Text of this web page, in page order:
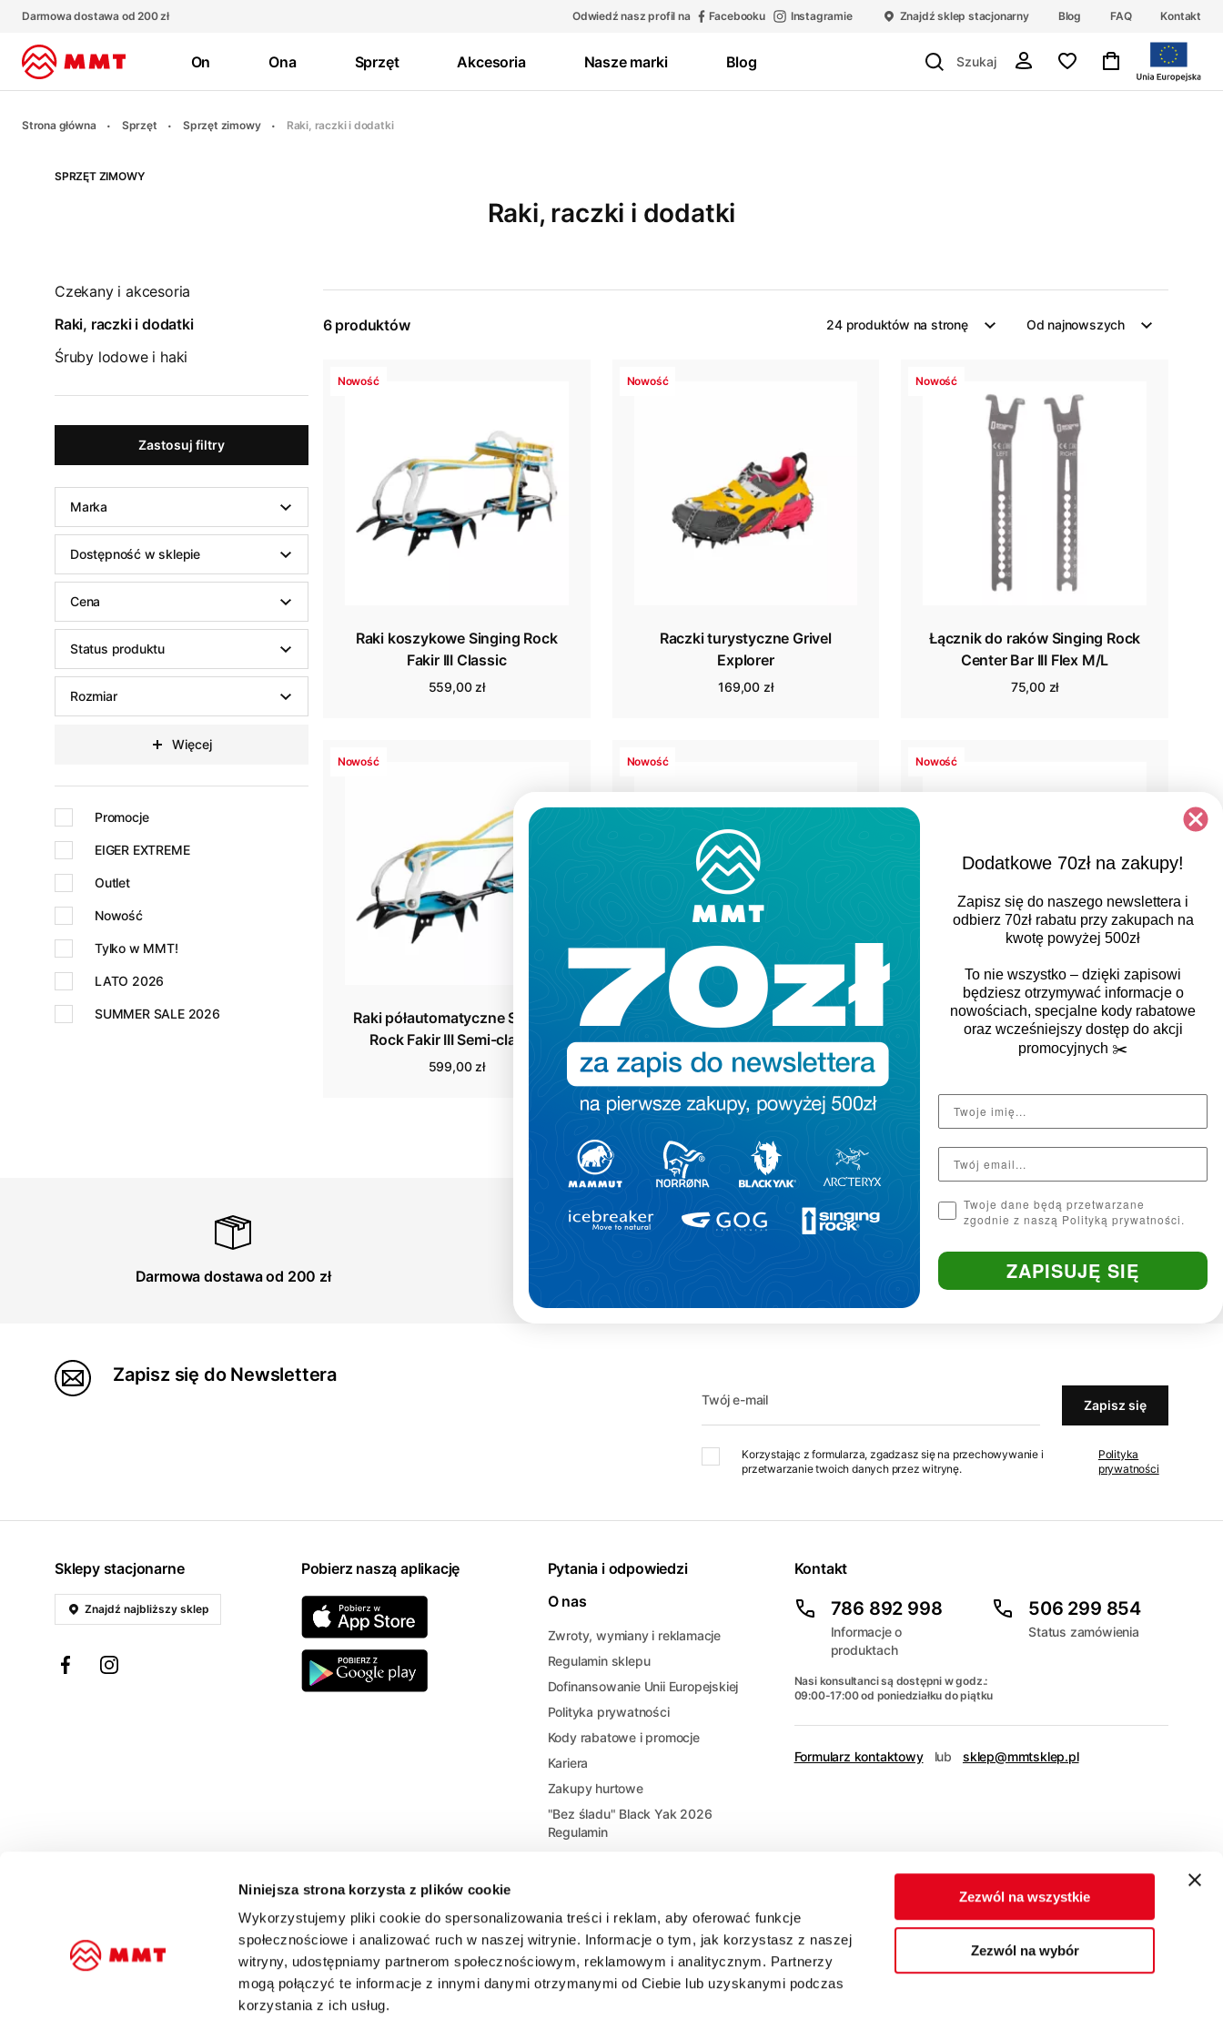
Niniejsza strona korzysta z plików cookie
Wykorzystujemy pliki cookie do spersonalizowania treści i reklam, aby oferować funkcje
społecznościowe i analizować ruch w naszej witrynie. Informacje o tym, jak korzystasz z naszej
witryny, udostępniamy partnerom społecznościowym, reklamowym i analitycznym. Partnerzy
mogą połączyć te informacje z innymi danymi otrzymanymi od Ciebie lub uzyskanymi podczas
korzystania z ich usług.
Zezwól na wszystkie
Zezwól na wybór
Darmowa dostawa od 200 zł Odwiedź nasz profil na Facebooku Instagramie Znajdź sklep stacjonarny Blog FAQ Kontakt
On Ona Sprzęt Akcesoria Nasze marki Blog
Strona główna Sprzęt Sprzęt zimowy Raki, raczki i dodatki
SPRZĘT ZIMOWY
Raki, raczki i dodatki
Czekany i akcesoria
Raki, raczki i dodatki
Śruby lodowe i haki
Zastosuj filtry
Dostępność w sklepie
Cena
Marka
Status produktu
Rozmiar
Więcej
Promocje
EIGER EXTREME
Outlet
Nowość
Tylko w MMT!
LATO 2026
SUMMER SALE 2026
6 produktów 24 produktów na stronę Od najnowszych
Nowość
Raki koszykowe Singing Rock
Fakir III Classic
559,00 zł
Nowość
Raczki turystyczne Grivel
Explorer
169,00 zł
Nowość
Łącznik do raków Singing Rock
Center Bar III Flex M/L
75,00 zł
Nowość
Raki półautomatyczne Singing
Rock Fakir III Semi-classic
599,00 zł
Nowość
Raki automatyczne Singing Rock
Fakir III Tech
659,00 zł
Nowość
Pokrowiec na raki Singing Rock
93,00 zł
Darmowa dostawa od 200 zł Profesjonalna pomoc
Zapisz się do Newslettera
Twój e-mail Zapisz się
Korzystając z formularza, zgadzasz się na przechowywanie i
przetwarzanie twoich danych przez witrynę.
Polityka
prywatności
Sklepy stacjonarne
Znajdź najbliższy sklep
Pobierz naszą aplikację
Pytania i odpowiedzi
O nas
Zwroty, wymiany i reklamacje
Regulamin sklepu
Dofinansowanie Unii Europejskiej
Polityka prywatności
Kody rabatowe i promocje
Kariera
Zakupy hurtowe
"Bez śladu" Black Yak 2026
Regulamin
Kontakt
786 892 998
Informacje o
produktach
506 299 854
Status zamówienia
Nasi konsultanci są dostępni w godz.:
09:00-17:00 od poniedziałku do piątku
Formularz kontaktowy lub sklep@mmtsklep.pl
Dodatkowe 70zł na zakupy!
Zapisz się do naszego newslettera i
odbierz 70zł rabatu przy zakupach na
kwotę powyżej 500zł
To nie wszystko – dzięki zapisowi
będziesz otrzymywać informacje o
nowościach, specjalne kody rabatowe
oraz wcześniejszy dostęp do akcji
promocyjnych ✂️
Twoje dane będą przetwarzane
zgodnie z naszą Polityką prywatności.
ZAPISUJĘ SIĘ